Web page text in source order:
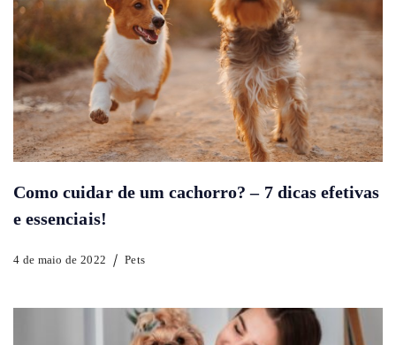
Como cuidar de um cachorro? – 7 dicas efetivas
e essenciais!
4 de maio de 2022 Pets